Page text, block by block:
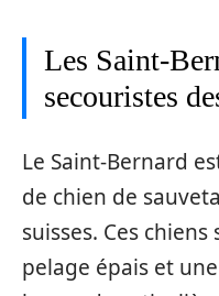
Les Saint-
secouristes
Le Saint-Bernard
de chien de
suisses. Ces
pelage épais et